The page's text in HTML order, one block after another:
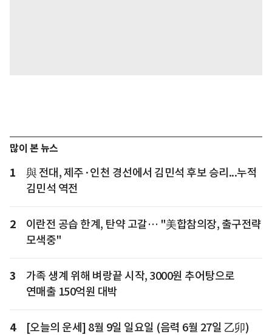
많이 본 뉴스
1
與 전대, 제주·인천 경선에서 김민석 후보 승리...누적
김민석 역전
2
이란전 공습 한계, 탄약 고갈… "美합참의장, 출구전략
모색중"
3
가족 생계 위해 벼랑끝 시작, 3000원 추어탕으로
연매출 150억원 대박
4 [오늘의 운세] 8월 9일 일요일 (음력 6월 27일 乙卯)